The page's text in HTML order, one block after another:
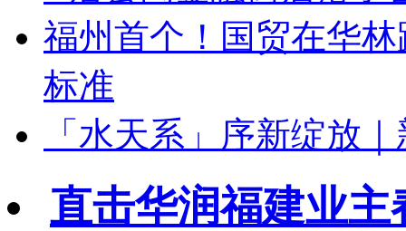
福州首个！国贸在华
标准
「水天系」序新绽放
直击华润福建业